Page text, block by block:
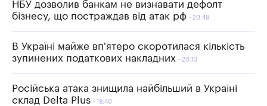
НБУ дозволив банкам не визнавати дефолт
бізнесу, що постраждав від атак рф
20:49
В Україні майже вп'ятеро скоротилася кількість
зупинених податкових накладних
20:13
Російська атака знищила найбільший в Україні
склад Delta Plus
19:40